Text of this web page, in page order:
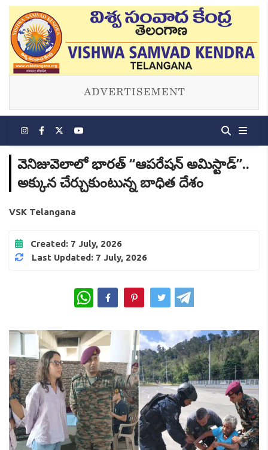
వెనిజువెలాలో భారత్ ‘‘ఆపరేషన్ అమిస్టాడ్’’..
అక్కున చేర్చుకుంటున్న బాధిత దేశం
VSK Telangana
Created: 7 July, 2026
Last Updated: 7 July, 2026
WhatsApp